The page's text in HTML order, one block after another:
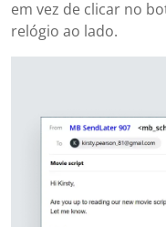
em vez de clicar no
relógio ao lado.